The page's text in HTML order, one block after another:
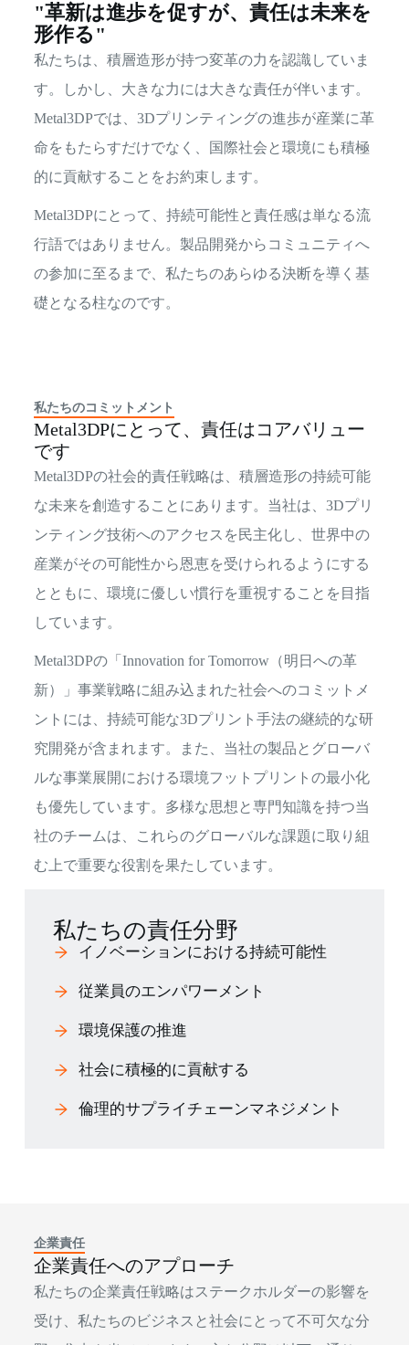
"革新は進歩を促すが、責任は未来を
形作る"
私たちは、積層造形が持つ変革の力を認識していま
す。しかし、大きな力には大きな責任が伴います。
Metal3DPでは、3Dプリンティングの進歩が産業に革
命をもたらすだけでなく、国際社会と環境にも積極
的に貢献することをお約束します。
Metal3DPにとって、持続可能性と責任感は単なる流
行語ではありません。製品開発からコミュニティへ
の参加に至るまで、私たちのあらゆる決断を導く基
礎となる柱なのです。
私たちのコミットメント
Metal3DPにとって、責任はコアバリュー
です
Metal3DPの社会的責任戦略は、積層造形の持続可能
な未来を創造することにあります。当社は、3Dプリ
ンティング技術へのアクセスを民主化し、世界中の
産業がその可能性から恩恵を受けられるようにする
とともに、環境に優しい慣行を重視することを目指
しています。
Metal3DPの「Innovation for Tomorrow（明日への革
新）」事業戦略に組み込まれた社会へのコミットメ
ントには、持続可能な3Dプリント手法の継続的な研
究開発が含まれます。また、当社の製品とグローバ
ルな事業展開における環境フットプリントの最小化
も優先しています。多様な思想と専門知識を持つ当
社のチームは、これらのグローバルな課題に取り組
む上で重要な役割を果たしています。
私たちの責任分野
イノベーションにおける持続可能性
従業員のエンパワーメント
環境保護の推進
社会に積極的に貢献する
倫理的サプライチェーンマネジメント
企業責任
企業責任へのアプローチ
私たちの企業責任戦略はステークホルダーの影響を
受け、私たちのビジネスと社会にとって不可欠な分